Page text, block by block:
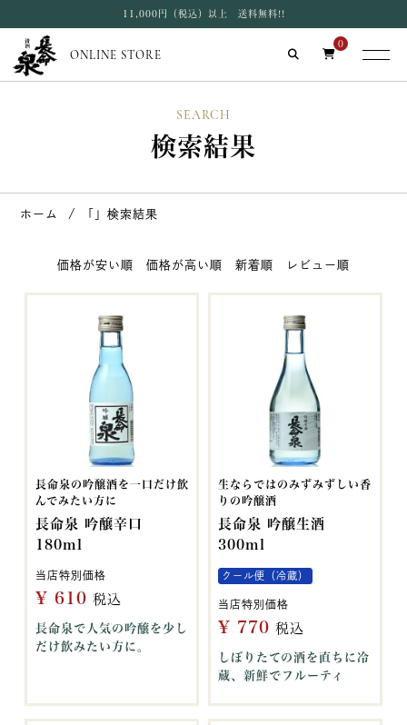
11,000円（税込）以上 送料無料!!
ONLINE STORE
0
SEARCH
検索結果
ホーム 「」検索結果
価格が安い順 価格が高い順 新着順 レビュー順
長命泉の吟醸酒を一口だけ飲
んでみたい方に
長命泉 吟醸辛口
180ml
当店特別価格
¥ 610 税込
長命泉で人気の吟醸を少し
だけ飲みたい方に。
生ならではのみずみずしい香
りの吟醸酒
長命泉 吟醸生酒
300ml
クール便（冷蔵）
当店特別価格
¥ 770 税込
しぼりたての酒を直ちに冷
蔵、新鮮でフルーティ